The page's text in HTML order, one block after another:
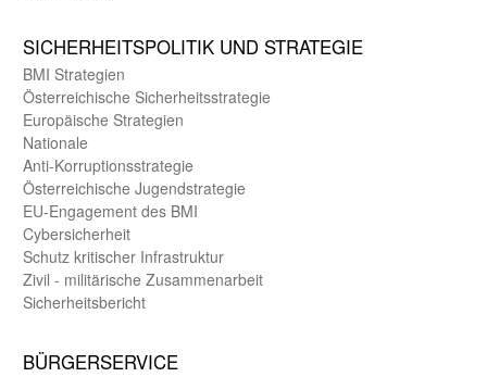
SICHER­HEITS­POLITIK UND STRATEGIE
BMI Strategien
Öster­reichische Sicherheits­strategie
Europäische Strategien
Nationale
Anti-Korruptions­strategie
Öster­reichische Jugend­strategie
EU-Engagement des BMI
Cybersicherheit
Schutz kritischer Infra­struktur
Zivil - militärische Zusammen­arbeit
Sicherheits­bericht
BÜRGER­SERVICE